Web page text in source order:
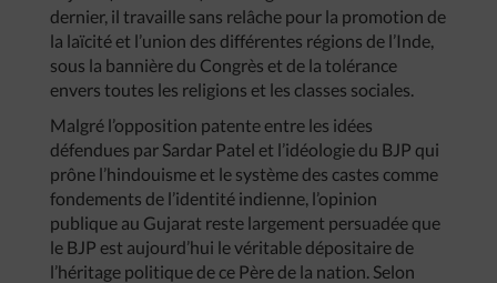
dernier, il travaille sans relâche pour la promotion de
la laïcité et l’union des différentes régions de l’Inde,
sous la bannière du Congrès et de la tolérance
envers toutes les religions et les classes sociales.
Malgré l’opposition patente entre les idées
défendues par Sardar Patel et l’idéologie du BJP qui
prône l’hindouisme et le système des castes comme
fondements de l’identité indienne, l’opinion
publique au Gujarat reste largement persuadée que
le BJP est aujourd’hui le véritable dépositaire de
l’héritage politique de ce Père de la nation. Selon